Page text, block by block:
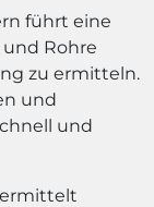
führt eine
Rohre
zu ermitteln.
und
und
ermittelt